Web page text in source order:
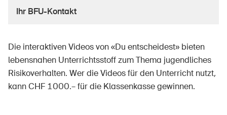
Über die BFU
Medien
Politik
Ihr BFU-Kontakt
Die interaktiven Videos von «Du entscheidest» bieten
lebensnahen Unterrichtsstoff zum Thema jugendliches
Risikoverhalten. Wer die Videos für den Unterricht nutzt,
kann CHF 1000.– für die Klassenkasse gewinnen.